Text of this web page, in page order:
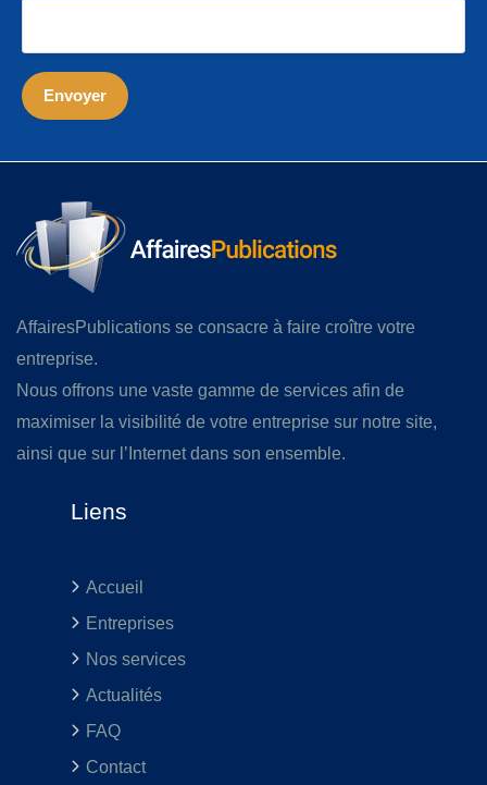
AffairesPublications se consacre à faire croître votre
entreprise.
Nous offrons une vaste gamme de services afin de
maximiser la visibilité de votre entreprise sur notre site,
ainsi que sur l’Internet dans son ensemble.
Liens
Accueil
Entreprises
Nos services
Actualités
FAQ
Contact